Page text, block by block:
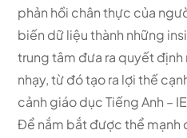
phản hồi chân thực của
biến dữ liệu thành những
trung tâm đưa ra quyết định
nhạy, từ đó tạo ra lợi thế
cảnh giáo dục Tiếng Anh –
Để nắm bắt được thể mạnh